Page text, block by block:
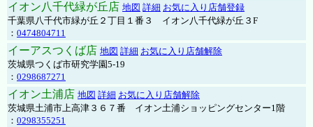
イオン八千代緑が丘店 地図 詳細 お気に入り店舗登録
千葉県八千代市緑が丘２丁目１番３ イオン八千代緑が丘３F
： 0474804711
イーアスつくば店 地図 詳細 お気に入り店舗解除
茨城県つくば市研究学園5-19
： 0298687271
イオン土浦店 地図 詳細 お気に入り店舗解除
茨城県土浦市上高津３６７番 イオン土浦ショッピングセンター1階
： 0298355251